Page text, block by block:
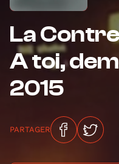
La
A toi,
2015
PARTAGER